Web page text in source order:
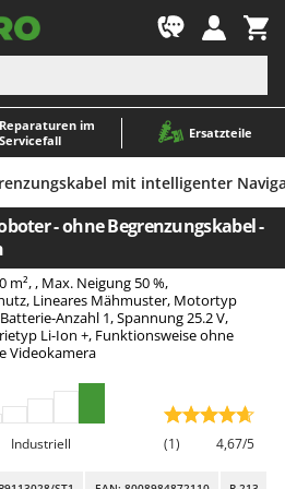
Reparaturen im
Ersatzteile
Traubenmühlen
- Motorschubkarren
mit intelligenter
- ohne Begrenzungskabel -
m², , Max. Neigung 50 %,
Lineares Mähmuster, Motortyp
Anzahl 1, Spannung 25.2 V,
Li-Ion +, Funktionsweise ohne
Videokamera
Industriell (1) 4,67/5